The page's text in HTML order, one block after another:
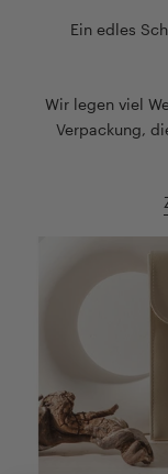
Ein edles
Wir legen viel
Verpackung,